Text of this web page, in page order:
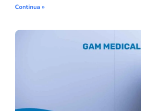
Continua »